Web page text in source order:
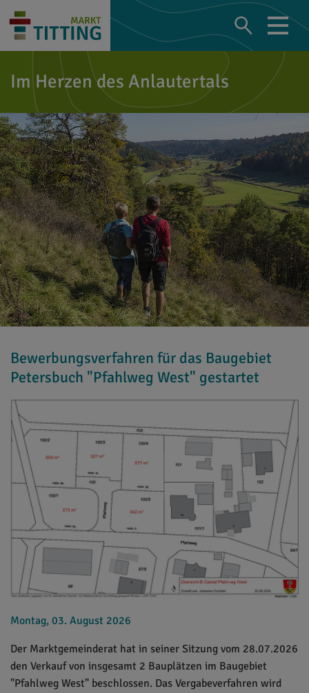
Im Herzen des Anlautertals
Bewerbungsverfahren für das Baugebiet
Petersbuch "Pfahlweg West" gestartet
Montag, 03. August 2026
Der Marktgemeinderat hat in seiner Sitzung vom 28.07.2026
den Verkauf von insgesamt 2 Bauplätzen im Baugebiet
"Pfahlweg West" beschlossen. Das Vergabeverfahren wird